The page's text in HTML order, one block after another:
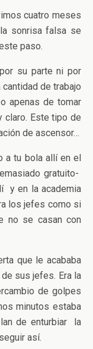
cuatro meses
sonrisa falsa se
paso.
su parte ni por
de trabajo
apenas de tomar
Este tipo de
de ascensor…
a tu bola allí en el
gratuito-
y en la academia
los jefes como si
no se casan con
que le acababa
sus jefes. Era la
de golpes
minutos estaba
de enturbiar la
así.